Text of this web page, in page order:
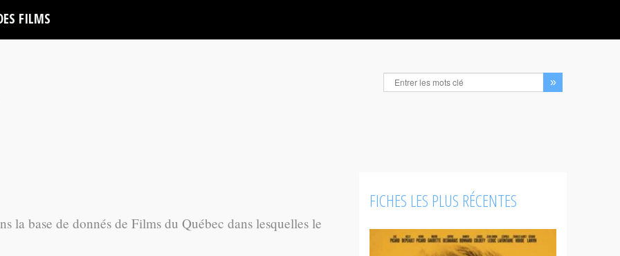
FILMS
la base de donnés de Films du Québec dans lesquelles le
FICHES LES PLUS RÉCENTES